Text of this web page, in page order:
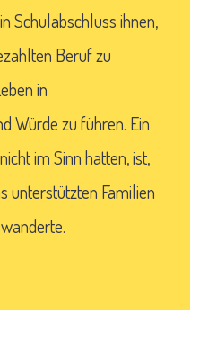
Schulabschluss ihnen,
Beruf zu
in
Würde zu führen. Ein
im Sinn hatten, ist,
unterstützten Familien